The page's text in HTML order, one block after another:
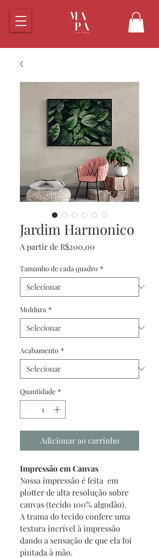
Jardim Harmonico
A partir de R$200,00
Tamanho de cada quadro *
Moldura *
Acabamento *
Quantidade *
Adicionar ao carrinho
Impressão em Canvas
Nossa impressão é feita em
plotter de alta resolução sobre
canvas (tecido 100% algodão).
A trama do tecido confere uma
textura incrível à impressão
dando a sensação de que ela foi
pintada à mão.